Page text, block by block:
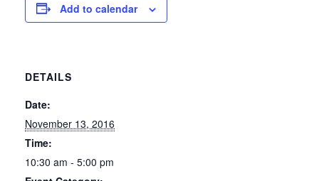
Add to calendar
DETAILS
Date:
November 13, 2016
Time:
10:30 am - 5:00 pm